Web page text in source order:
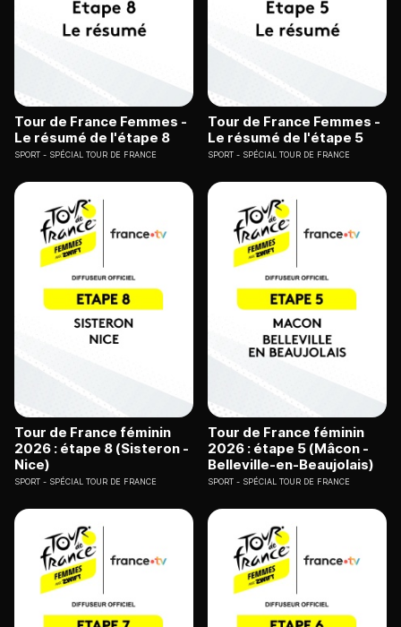
Tour de France Femmes -
Le résumé de l'étape 8
SPORT SPÉCIAL TOUR DE FRANCE
Tour de France Femmes -
Le résumé de l'étape 5
SPORT SPÉCIAL TOUR DE FRANCE
Tour de France féminin
2026 : étape 8 (Sisteron -
Nice)
SPORT SPÉCIAL TOUR DE FRANCE
Tour de France féminin
2026 : étape 5 (Mâcon -
Belleville-en-Beaujolais)
SPORT SPÉCIAL TOUR DE FRANCE